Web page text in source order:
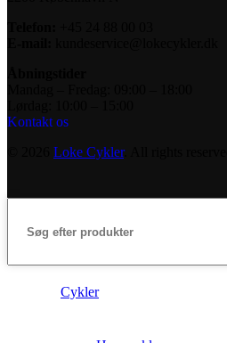
Kontakt os
Loke Cykler. All rights reserved
Cykler